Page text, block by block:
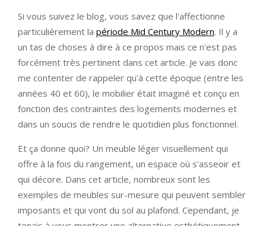
Si vous suivez le blog, vous savez que l'affectionne
particulièrement la période Mid Century Modern. Il y a
un tas de choses à dire à ce propos mais ce n'est pas
forcément très pertinent dans cet article. Je vais donc
me contenter de rappeler qu'à cette époque (entre les
années 40 et 60), le mobilier était imaginé et conçu en
fonction des contraintes des logements modernes et
dans un soucis de rendre le quotidien plus fonctionnel.
Et ça donne quoi? Un meuble léger visuellement qui
offre à la fois du rangement, un espace où s'asseoir et
qui décore. Dans cet article, nombreux sont les
exemples de meubles sur-mesure qui peuvent sembler
imposants et qui vont du sol au plafond. Cependant, je